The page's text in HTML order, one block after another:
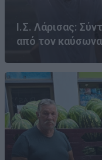
Ι.Σ. Λάρισας:
από τον καύσωνα